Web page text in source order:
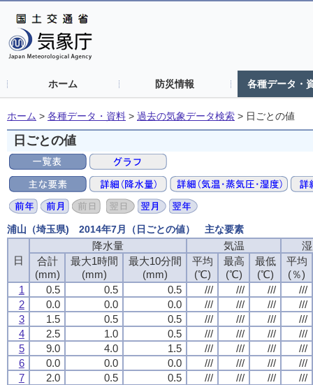
ホーム 防災情報 各種データ・
ホーム > 各種データ・資料 > 過去の気象データ検索 > 日ごとの値
日ごとの値
浦山（埼玉県) 2014年7月（日ごとの値） 主な要素
日
降水量 気温
合計
(mm)
最大1時間
(mm)
最大10分間
(mm)
平均
(℃)
最高
(℃)
最低
(℃)
平均
(％)
1
0.5 0.5 0.5 /// /// ///
///
2
0.0 0.0 0.0 /// /// ///
///
3
1.5 0.5 0.5 /// /// ///
///
4
2.5 1.0 0.5 /// /// ///
///
5
9.0 4.0 1.5 /// /// ///
///
6
0.0 0.0 0.0 /// /// ///
///
7
2.0 0.5 0.5 /// /// ///
///